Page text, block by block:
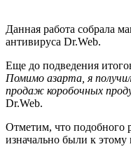
Данная работа собрала
антивируса Dr.Web.
Еще до подведения
Помимо азарта, я
продаж коробочных
Dr.Web.
Отметим, что подобного
изначально были к этому